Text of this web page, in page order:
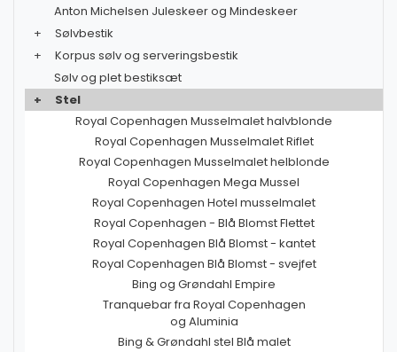
Anton Michelsen Juleskeer og Mindeskeer
+
Sølvbestik
+
Korpus sølv og serveringsbestik
Sølv og plet bestiksæt
+
Stel
Royal Copenhagen Musselmalet halvblonde
Royal Copenhagen Musselmalet Riflet
Royal Copenhagen Musselmalet helblonde
Royal Copenhagen Mega Mussel
Royal Copenhagen Hotel musselmalet
Royal Copenhagen - Blå Blomst Flettet
Royal Copenhagen Blå Blomst - kantet
Royal Copenhagen Blå Blomst - svejfet
Bing og Grøndahl Empire
Tranquebar fra Royal Copenhagen
og Aluminia
Bing & Grøndahl stel Blå malet